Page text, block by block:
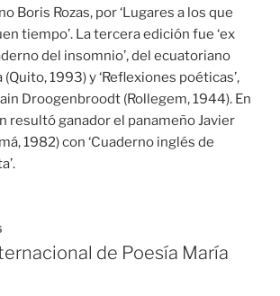
Boris Rozas, por ‘Lugares a los que
tiempo’. La tercera edición fue ‘ex
del insomnio’, del ecuatoriano
1993) y ‘Reflexiones poéticas’,
Droogenbroodt (Rollegem, 1944). En
resultó ganador el panameño Javier
1982) con ‘Cuaderno inglés de
de Poesía María